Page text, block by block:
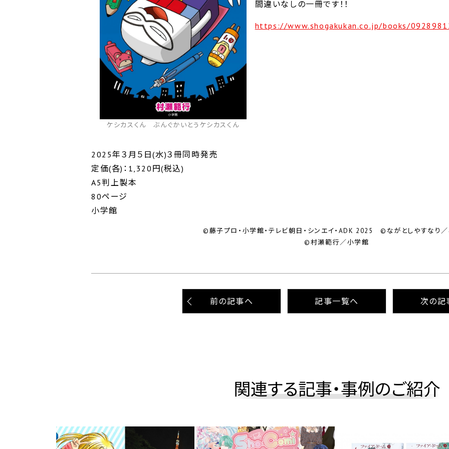
ケシカスくん ぶんぐかいとうケシカスくん
間違いなしの一冊です！！
https://www.shogakukan.co.jp/books/
2025年３月５日(水)３冊同時発売
定価(各)：1,320円(税込)
A5判上製本
80ページ
小学館
©藤子プロ・小学館・テレビ朝日・シンエイ・ADK 2025 ©ながとしやすなり
©村瀬範行／小学館
前の記事へ 記事⼀覧へ 次の記
関連する記事・事例のご紹介